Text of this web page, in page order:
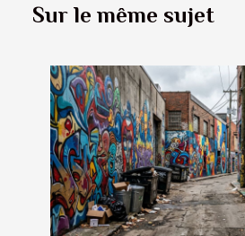
Sur le même sujet